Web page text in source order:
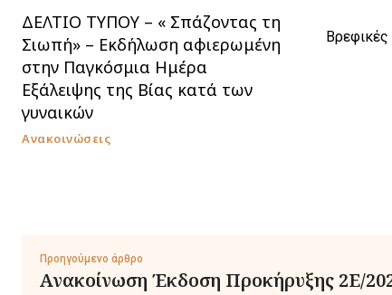
ΔΕΛΤΙΟ ΤΥΠΟΥ – « Σπάζοντας τη
Σιωπή» – Εκδήλωση αφιερωμένη
στην Παγκόσμια Ημέρα
Εξάλειψης της Βίας κατά των
γυναικών
Ανακοινώσεις
Προηγούμενο άρθρο
Ανακοίνωση Έκδοση Προκήρυξης 2Ε/